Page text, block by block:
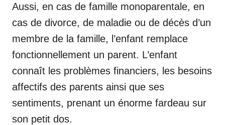
Aussi, en cas de famille monoparentale, en
cas de divorce, de maladie ou de décès d’un
membre de la famille, l’enfant remplace
fonctionnellement un parent. L’enfant
connaît les problèmes financiers, les besoins
affectifs des parents ainsi que ses
sentiments, prenant un énorme fardeau sur
son petit dos.